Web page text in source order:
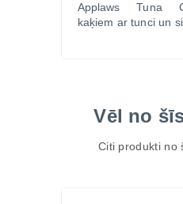
Applaws Tuna
kaķiem ar tunci un
Vēl no
Citi produkti no